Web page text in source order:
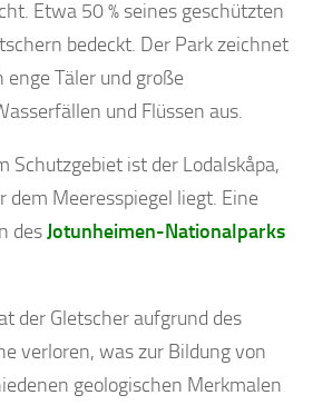
Etwa 50 % seines geschützten
bedeckt. Der Park zeichnet
enge Täler und große
und Flüssen aus.
Schutzgebiet ist der Lodalskåpa,
dem Meeresspiegel liegt. Eine
desJotunheimen-Nationalparks
der Gletscher aufgrund des
verloren, was zur Bildung von
geologischen Merkmalen